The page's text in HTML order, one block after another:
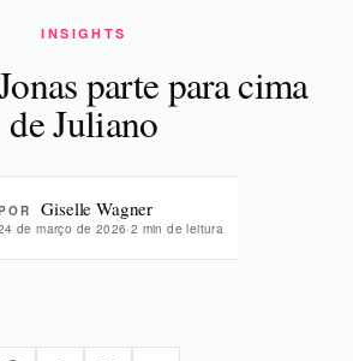
INSIGHTS
parte para cima
de Juliano
Giselle Wagner
de março de 2026·2 min de leitura